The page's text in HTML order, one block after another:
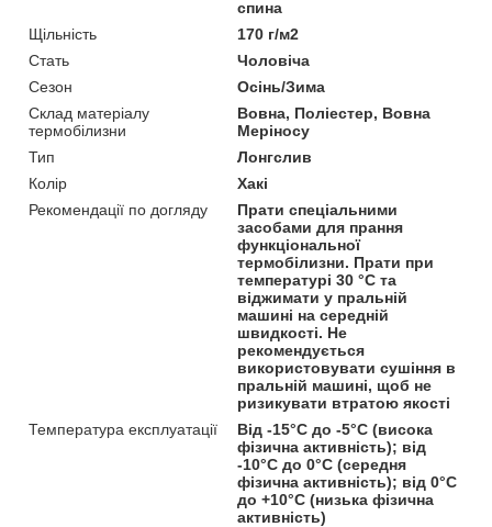
спина
Щільність
170 г/м2
Стать
Чоловіча
Сезон
Осінь/Зима
Склад матеріалу
термобілизни
Вовна, Поліестер, Вовна
Меріносу
Тип
Лонгслив
Колір
Хакі
Рекомендації по догляду
Прати спеціальними
засобами для прання
функціональної
термобілизни. Прати при
температурі 30 °C та
віджимати у пральній
машині на середній
швидкості. Не
рекомендується
використовувати сушіння в
пральній машині, щоб не
ризикувати втратою якості
Температура експлуатації
Від -15°C до -5°C (висока
фізична активність); від
-10°C до 0°C (середня
фізична активність); від 0°C
до +10°C (низька фізична
активність)